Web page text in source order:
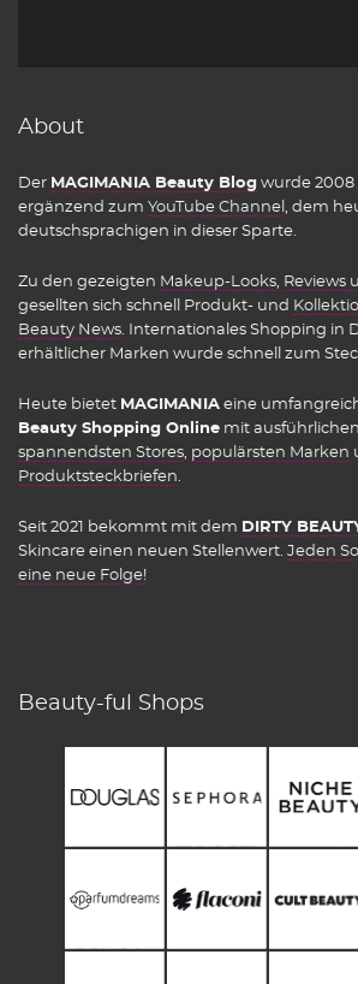
About
Der MAGIMANIA Beauty Blog wurde 2008
ergänzend zum YouTube Channel , dem
deutschsprachigen in dieser Sparte.
Zu den gezeigten Makeup-Looks, Reviews
gesellten sich schnell Produkt- und
Beauty News. Internationales Shopping in
erhältlicher Marken wurde schnell zum
Heute bietet MAGIMANIA eine
Beauty Shopping Online mit
spannendsten Stores, populärsten Marken
Produktsteckbriefen.
Seit 2021 bekommt mit dem DIRTY
Skincare einen neuen Stellenwert. Jeden
eine neue Folge!
Beauty-ful Shops